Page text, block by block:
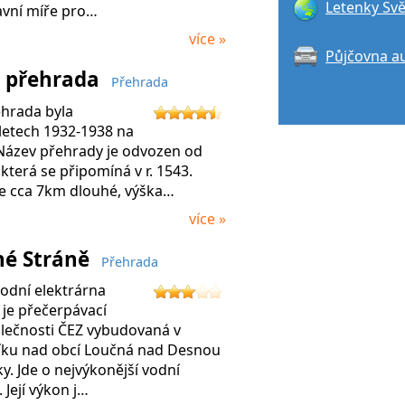
míře pro…
více »
Přehrada
byla
1932-1938 na
přehrady je odvozen od
se připomíná v r. 1543.
cca 7km dlouhé, výška…
více »
Stráně Přehrada
elektrárna
přečerpávací
ČEZ vybudovaná v
nad obcí Loučná nad Desnou
Jde o nejvýkonější vodní
Její výkon j…
Letenky
Půjčovna